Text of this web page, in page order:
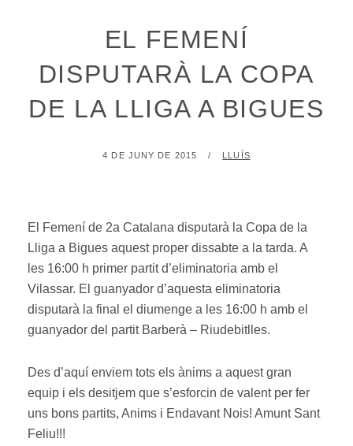
EL FEMENÍ
DISPUTARÀ LA COPA
DE LA LLIGA A BIGUES
POSTED
4 DE JUNY DE 2015 BY
LLUÍS
El Femení de 2a Catalana disputarà la Copa de la
Lliga a Bigues aquest proper dissabte a la tarda. A
les 16:00 h primer partit d’eliminatoria amb el
Vilassar. El guanyador d’aquesta eliminatoria
disputarà la final el diumenge a les 16:00 h amb el
guanyador del partit Barberà – Riudebitlles.
Des d’aquí enviem tots els ànims a aquest gran
equip i els desitjem que s’esforcin de valent per fer
uns bons partits, Anims i Endavant Nois! Amunt Sant
Feliu!!!